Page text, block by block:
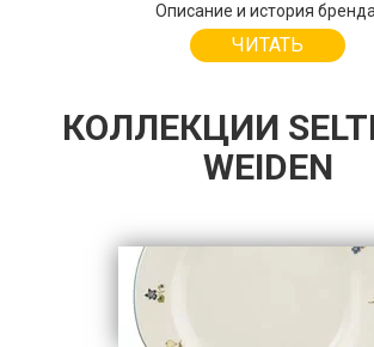
Описание и история
ЧИТАТЬ
КОЛЛЕКЦИИ
WEIDEN